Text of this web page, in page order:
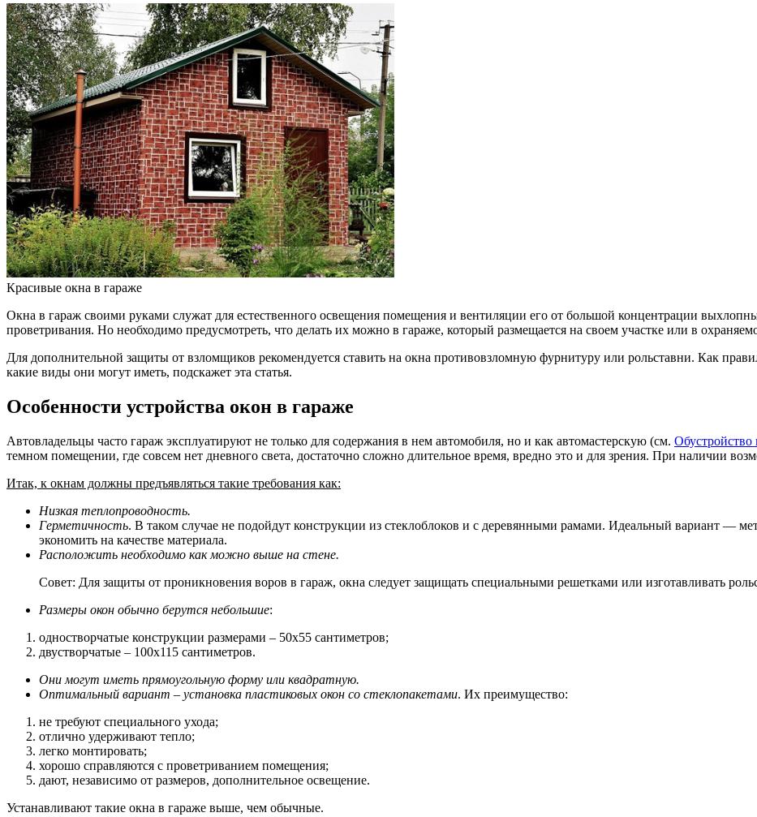
Красивые окна в гараже
Окна в гараж своими руками служат для естественного освещения помещения и вентиляции его от большой концентрации
проветривания. Но необходимо предусмотреть, что делать их можно в гараже, который размещается на своем участке или в
Для дополнительной защиты от взломщиков рекомендуется ставить на окна противовзломную фурнитуру или рольставни. Как
какие виды они могут иметь, подскажет эта статья.
Особенности устройства окон в гараже
Автовладельцы часто гараж эксплуатируют не только для содержания в нем автомобиля, но и как автомастерскую (см. Обустройство
темном помещении, где совсем нет дневного света, достаточно сложно длительное время, вредно это и для зрения. При наличии
Итак, к окнам должны предъявляться такие требования как:
Низкая теплопроводность.
Герметичность. В таком случае не подойдут конструкции из стеклоблоков и с деревянными рамами. Идеальный вариант —
экономить на качестве материала.
Расположить необходимо как можно выше на стене.
Совет: Для защиты от проникновения воров в гараж, окна следует защищать специальными решетками или изготавливать
Размеры окон обычно берутся небольшие:
одностворчатые конструкции размерами – 50х55 сантиметров;
двустворчатые – 100х115 сантиметров.
Они могут иметь прямоугольную форму или квадратную.
Оптимальный вариант – установка пластиковых окон со стеклопакетами. Их преимущество:
не требуют специального ухода;
отлично удерживают тепло;
легко монтировать;
хорошо справляются с проветриванием помещения;
дают, независимо от размеров, дополнительное освещение.
Устанавливают такие окна в гараже выше, чем обычные.